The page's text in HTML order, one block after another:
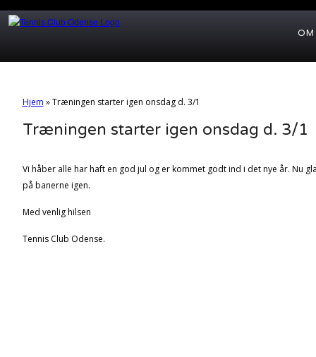
OM
Hjem »Træningen starter igen onsdag d. 3/1
Træningen starter igen onsdag d. 3/1
Vi håber alle har haft en god jul og er kommet godt ind i det nye år. Nu
på banerne igen.
Med venlig hilsen
Tennis Club Odense.